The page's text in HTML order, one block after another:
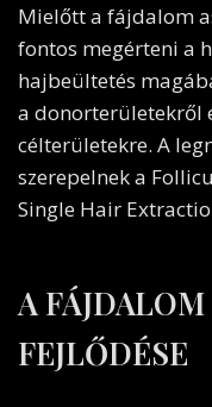
Mielőtt a fájdalom
fontos megérteni a
hajbeültetés
a donorterületekről
célterületekre. A
szerepelnek a
Single Hair
A
FEJLŐDÉSE